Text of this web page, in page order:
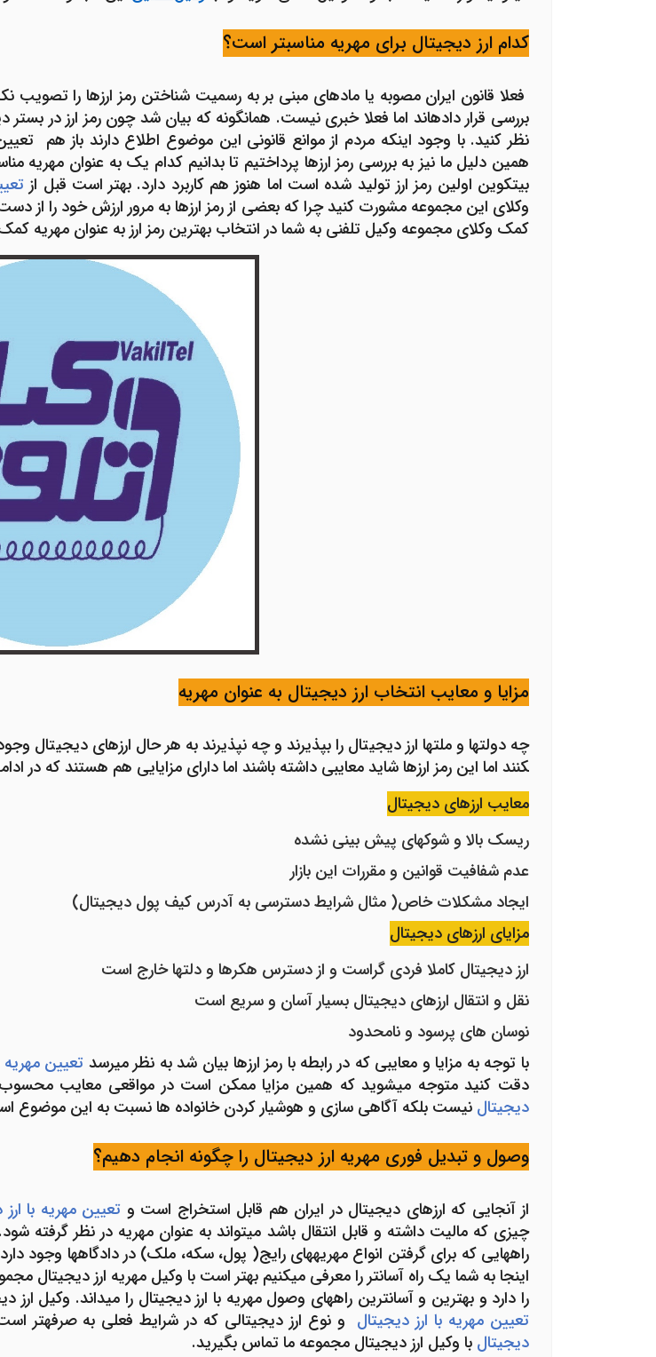
کدام ارز دیجیتال برای مهریه مناسب­تر است؟
فعلا قانون ایران مصوبه یا ماده­ای مبنی بر به رسمیت شناختن رمز ارزها را
بررسی قرار داده­اند اما فعلا خبری نیست. همانگونه که بیان شد چون رمز ارز در
نظر کنید. با وجود اینکه مردم از موانع قانونی این موضوع اطلاع دارند باز هم
همین دلیل ما نیز به بررسی رمز ارزها پرداختیم تا بدانیم کدام یک به عنوان مهریه
بیت­کوین اولین رمز ارز تولید شده است اما هنوز هم کاربرد دارد. بهتر است قبل از
وکلای این مجموعه مشورت کنید چرا که بعضی از رمز ارزها به مرور ارزش خود را از
کمک وکلای مجموعه وکیل تلفنی به شما در انتخاب بهترین رمز ارز به عنوان مهریه
مزایا و معایب انتخاب ارز دیجیتال به عنوان مهریه
کنند اما این رمز ارزها شاید معایبی داشته باشند اما دارای مزایایی هم هستند که در
معایب ارزهای دیجیتال
ریسک بالا و شوک­های پیش بینی نشده
عدم شفافیت قوانین و مقررات این بازار
ایجاد مشکلات خاص( مثال شرایط دسترسی به آدرس کیف پول دیجیتال)
مزایای ارزهای دیجیتال
ارز دیجیتال کاملا فردی گراست و از دسترس هکرها و دلت­ها خارج است
نقل و انتقال ارزهای دیجیتال بسیار آسان و سریع است
نوسان های پرسود و نامحدود
با توجه به مزایا و معایبی که در رابطه با رمز ارزها بیان شد به نظر می­رسد تعیین مهریه
دقت کنید متوجه می­شوید که همین مزایا ممکن است در مواقعی معایب
دیجیتال نیست بلکه آگاهی سازی و هوشیار کردن خانواده ها نسبت به این موضوع
وصول و تبدیل فوری مهریه ارز دیجیتال را چگونه انجام دهیم؟
از آنجایی که ارزهای دیجیتال در ایران هم قابل استخراج است و تعیین مهریه با
چیزی که مالیت داشته و قابل انتقال باشد می­تواند به عنوان مهریه در نظر گرفته شود.
راه­هایی که برای گرفتن انواع مهریه­های رایج( پول، سکه، ملک) در دادگاه­ها وجود
اینجا به شما یک راه آسان­تر را معرفی می­کنیم بهتر است با وکیل مهریه ارز
را دارد و بهترین و آسان­ترین راه­های وصول مهریه با ارز دیجیتال را می­داند. وکیل
تعیین مهریه با ارز دیجیتال و نوع ارز دیجیتالی که در شرایط فعلی به صرفه­تر
دیجیتال با وکیل ارز دیجیتال مجموعه ما تماس بگیرید.